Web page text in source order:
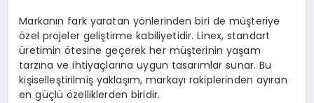
Markanın fark yaratan yönlerinden biri de müşteriye
özel projeler geliştirme kabiliyetidir. Linex, standart
üretimin ötesine geçerek her müşterinin yaşam
tarzına ve ihtiyaçlarına uygun tasarımlar sunar. Bu
kişiselleştirilmiş yaklaşım, markayı rakiplerinden ayıran
en güçlü özelliklerden biridir.